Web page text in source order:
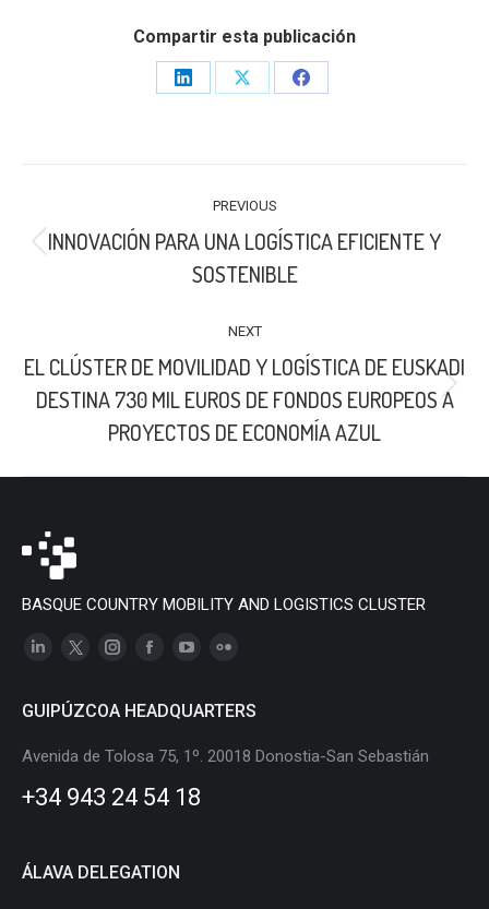
Compartir esta publicación
Share
Share
Share
NAVIGATION
PREVIOUS
Previous
post:
INNOVACIÓN PARA UNA LOGÍSTICA EFICIENTE Y
SOSTENIBLE
NEXT
Next
EL CLÚSTER DE MOVILIDAD Y LOGÍSTICA DE EUSKADI
DESTINA 730 MIL EUROS DE FONDOS EUROPEOS A
PROYECTOS DE ECONOMÍA AZUL
BASQUE COUNTRY MOBILITY AND LOGISTICS CLUSTER
Linkedin
opens
window
X
opens
window
Instagram
opens
in
window
opens
in
window
opens
in
window
opens
in
GUIPÚZCOA HEADQUARTERS
Avenida de Tolosa 75, 1º. 20018 Donostia-San Sebastián
+34 943 24 54 18
ÁLAVA DELEGATION